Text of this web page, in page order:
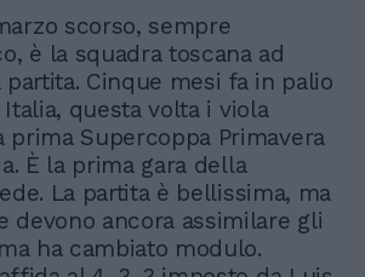
scorso, sempre
è la squadra toscana ad
Cinque mesi fa in palio
questa volta i viola
prima Supercoppa Primavera
È la prima gara della
La partita è bellissima, ma
devono ancora assimilare gli
ha cambiato modulo.